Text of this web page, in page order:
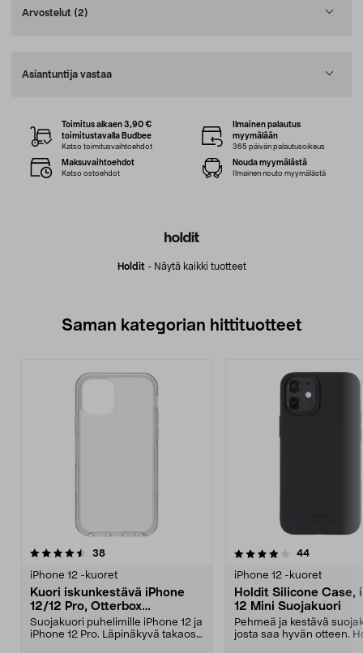
Arvostelut (2)
Asiantuntija vastaa
Holdit - Näytä kaikki tuotteet
Toimitus alkaen 3,90 €
toimitustavalla Budbee
Katso toimitusvaihtoehdot
Ilmainen palautus
myymälään
365 päivän palautusoikeus
Maksuvaihtoehdot
Katso ostoehdot
Nouda myymälästä
Ilmainen nouto myymälästä
Saman kategorian hittituotteet
38arvostelut
iPhone 12 -kuoret
Kuori iskunkestävä iPhone
12/12 Pro, Otterbox
Symmetry
Suojakuori puhelimille iPhone 12 ja
iPhone 12 Pro. Läpinäkyvä takaosa
4.0 viidestä
44arvostelut
iPhone 12 -kuoret
Holdit Silicone Case,
12 Mini Suojakuori
Pehmeä ja kestävä
josta saa hyvän otteen.
4.5 viidestä